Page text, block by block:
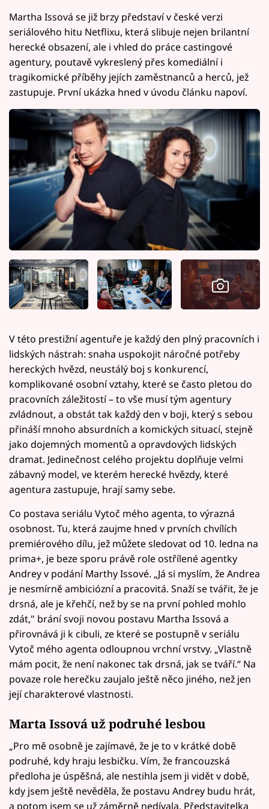
Martha Issová se již brzy představí v české verzi
seriálového hitu Netflixu, která slibuje nejen brilantní
herecké obsazení, ale i vhled do práce castingové
agentury, poutavě vykreslený přes komediální i
tragikomické příběhy jejích zaměstnanců a herců, jež
zastupuje. První ukázka hned v úvodu článku napoví.
V této prestižní agentuře je každý den plný pracovních i
lidských nástrah: snaha uspokojit náročné potřeby
hereckých hvězd, neustálý boj s konkurencí,
komplikované osobní vztahy, které se často pletou do
pracovních záležitostí – to vše musí tým agentury
zvládnout, a obstát tak každý den v boji, který s sebou
přináší mnoho absurdních a komických situací, stejně
jako dojemných momentů a opravdových lidských
dramat. Jedinečnost celého projektu doplňuje velmi
zábavný model, ve kterém herecké hvězdy, které
agentura zastupuje, hrají samy sebe.
Co postava seriálu Vytoč mého agenta, to výrazná
osobnost. Tu, která zaujme hned v prvních chvílích
premiérového dílu, jež můžete sledovat od 10. ledna na
prima+, je beze sporu právě role ostřílené agentky
Andrey v podání Marthy Issové. „Já si myslím, že Andrea
je nesmírně ambiciózní a pracovitá. Snaží se tvářit, že je
drsná, ale je křehčí, než by se na první pohled mohlo
zdát," brání svoji novou postavu Martha Issová a
přirovnává ji k cibuli, ze které se postupně v seriálu
Vytoč mého agenta odloupnou vrchní vrstvy. „Vlastně
mám pocit, že není nakonec tak drsná, jak se tváří.“ Na
povaze role herečku zaujalo ještě něco jiného, než jen
její charakterové vlastnosti.
Marta Issová už podruhé lesbou
„Pro mě osobně je zajímavé, že je to v krátké době
podruhé, kdy hraju lesbičku. Vím, že francouzská
předloha je úspěšná, ale nestihla jsem ji vidět v době,
kdy jsem ještě nevěděla, že postavu Andrey budu hrát,
a potom jsem se už záměrně nedívala. Představitelka